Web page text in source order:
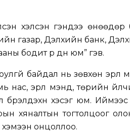
хэлсэн үгэндээ
газар, Дэлхийн банк,
бодит үр дүн юм” гэв.
байдал нь зөвхөн эрүүл
эрүүл мэнд, төрийн
хэсэг юм.
хяналтын тогтолцоог
хэмээн онцоллоо.